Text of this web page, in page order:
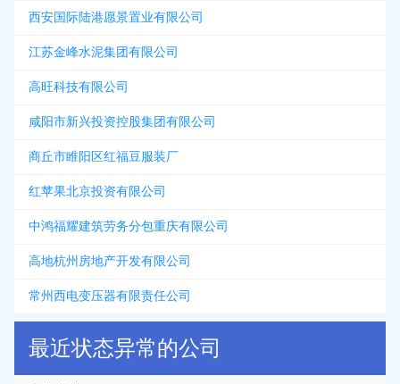
西安国际陆港愿景置业有限公司
江苏金峰水泥集团有限公司
高旺科技有限公司
咸阳市新兴投资控股集团有限公司
商丘市睢阳区红福豆服装厂
红苹果北京投资有限公司
中鸿福耀建筑劳务分包重庆有限公司
高地杭州房地产开发有限公司
常州西电变压器有限责任公司
最近状态异常的公司